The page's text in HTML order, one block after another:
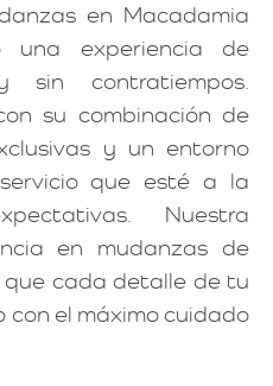
en Macadamia
una experiencia de
contratiempos.
su combinación de
y un entorno
que esté a la
Nuestra
en mudanzas de
cada detalle de tu
el máximo cuidado